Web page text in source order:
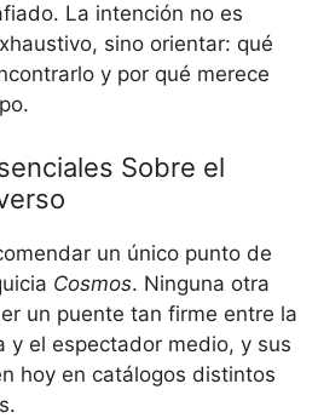
La intención no es
sino orientar: qué
y por qué merece
Sobre el
un único punto de
Cosmos. Ninguna otra
un puente tan firme entre la
y el espectador medio, y sus
hoy en catálogos distintos